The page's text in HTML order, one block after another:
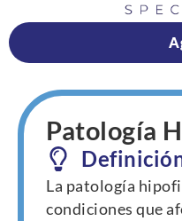
Patología
La patología
condiciones que